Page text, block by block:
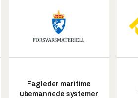
Fagleder maritime
ubemannede systemer